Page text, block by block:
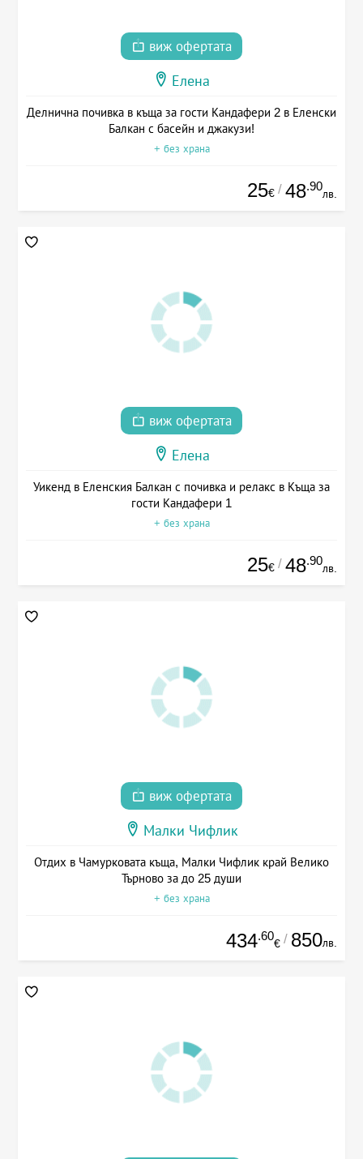
виж офертата
Елена
Делнична почивка в къща за гости Кандафери 2 в Еленски
Балкан с басейн и джакузи!
+ без храна
25€ / 48.90
лв.
виж офертата
Елена
Уикенд в Еленския Балкан с почивка и релакс в Къща за
гости Кандафери 1
+ без храна
25€ / 48.90
лв.
виж офертата
Малки Чифлик
Отдих в Чамурковата къща, Малки Чифлик край Велико
Търново за до 25 души
+ без храна
434.60
€ / 850лв.